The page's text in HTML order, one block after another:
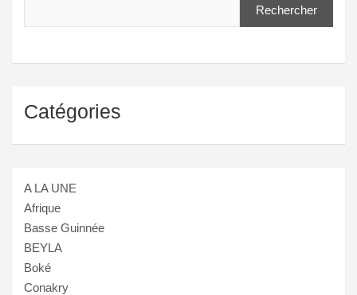
Rechercher
Catégories
A LA UNE
Afrique
Basse Guinnée
BEYLA
Boké
Conakry